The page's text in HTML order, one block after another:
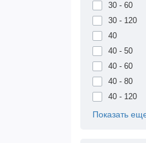
30 - 60
30 - 120
40
40 - 50
40 - 60
40 - 80
40 - 120
Показать